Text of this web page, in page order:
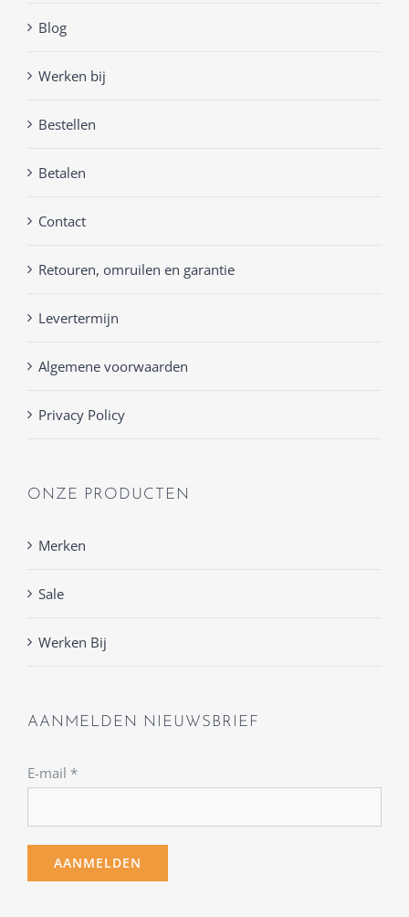
Blog
Werken bij
Bestellen
Betalen
Contact
Retouren, omruilen en garantie
Levertermijn
Algemene voorwaarden
Privacy Policy
ONZE PRODUCTEN
Merken
Sale
Werken Bij
AANMELDEN NIEUWSBRIEF
E-mail *